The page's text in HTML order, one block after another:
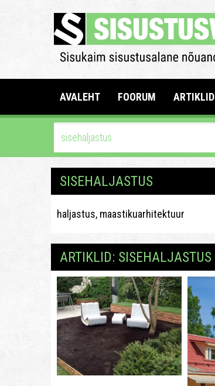
AVALEHT FOORUM ARTIKLID
SISEHALJASTUS
haljastus, maastikuarhitektuur
ARTIKLID: SISEHALJASTUS